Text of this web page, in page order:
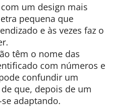
um design mais
pequena que
e às vezes faz o
têm o nome das
com números e
confundir um
que, depois de um
adaptando.